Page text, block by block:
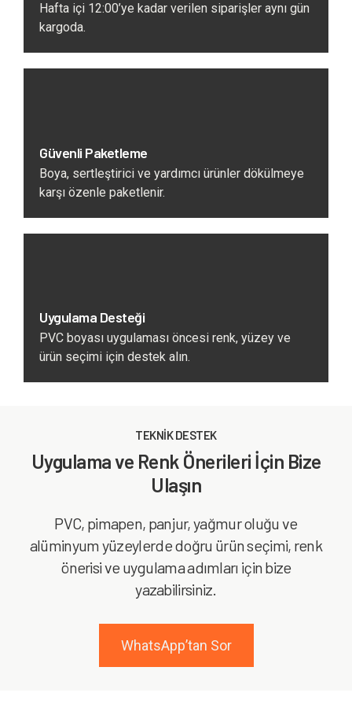
Hafta içi 12:00’ye kadar verilen siparişler aynı gün
kargoda.
Güvenli Paketleme
Boya, sertleştirici ve yardımcı ürünler dökülmeye
karşı özenle paketlenir.
Uygulama Desteği
PVC boyası uygulaması öncesi renk, yüzey ve
ürün seçimi için destek alın.
TEKNİK DESTEK
Uygulama ve Renk Önerileri İçin Bize
Ulaşın
PVC, pimapen, panjur, yağmur oluğu ve
alüminyum yüzeylerde doğru ürün seçimi, renk
önerisi ve uygulama adımları için bize
yazabilirsiniz.
WhatsApp’tan Sor